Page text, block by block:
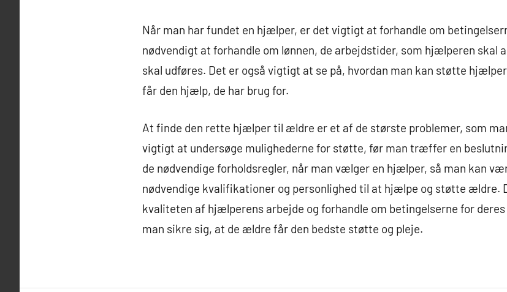
Når man har fundet en hjælper, er det vigtigt at forhandle om
nødvendigt at forhandle om lønnen, de arbejdstider, som hjælperen skal
skal udføres. Det er også vigtigt at se på, hvordan man kan støtte
får den hjælp, de har brug for.
At finde den rette hjælper til ældre er et af de største problemer, som
vigtigt at undersøge mulighederne for støtte, før man træffer en
de nødvendige forholdsregler, når man vælger en hjælper, så man kan
nødvendige kvalifikationer og personlighed til at hjælpe og støtte ældre.
kvaliteten af hjælperens arbejde og forhandle om betingelserne for
man sikre sig, at de ældre får den bedste støtte og pleje.